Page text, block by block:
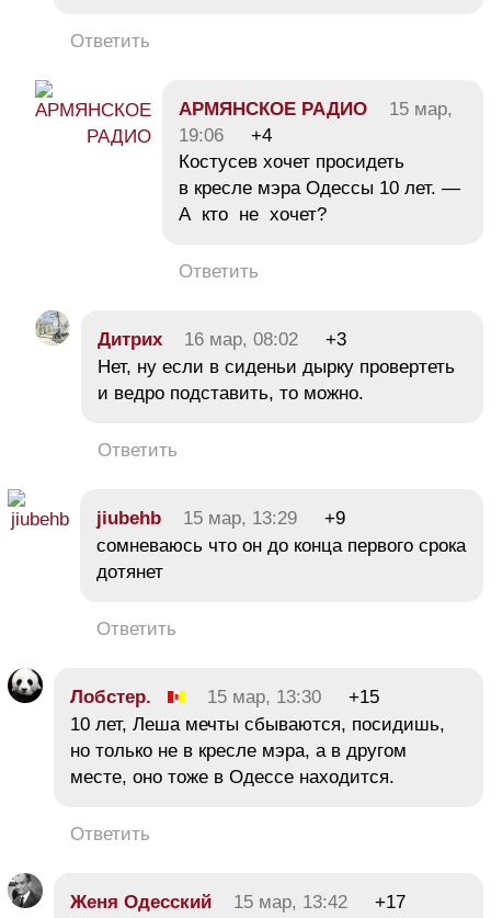
Ответить
АРМЯНСКОЕ РАДИО
15 мар,
19:06
+4
Костусев хочет просидеть
в кресле мэра Одессы 10 лет. —
А кто не хочет?
Ответить
Дитрих 16 мар, 08:02
+3
Нет, ну если в сиденьи дырку провертеть
и ведро подставить, то можно.
Ответить
jiubehb 15 мар, 13:29
+9
сомневаюсь что он до конца первого срока
дотянет
Ответить
Лобстер. 15 мар, 13:30
+15
10 лет, Леша мечты сбываются, посидишь,
но только не в кресле мэра, а в другом
месте, оно тоже в Одессе находится.
Ответить
Женя Одесский 15 мар, 13:42
+17